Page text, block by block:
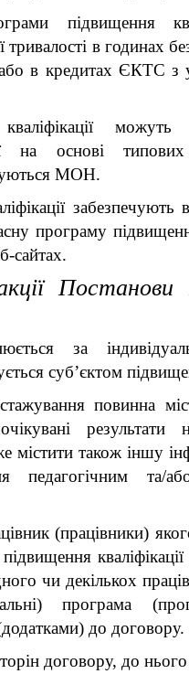
підвищення
тривалості в годинах
в кредитах ЄКТС з
на основі
МОН.
забезпечують
програму
сайтах.
за
суб’єктом
повинна
результати
містити також іншу
педагогічним та/
(працівники)
чи декількох
програма
до договору.
договору, до